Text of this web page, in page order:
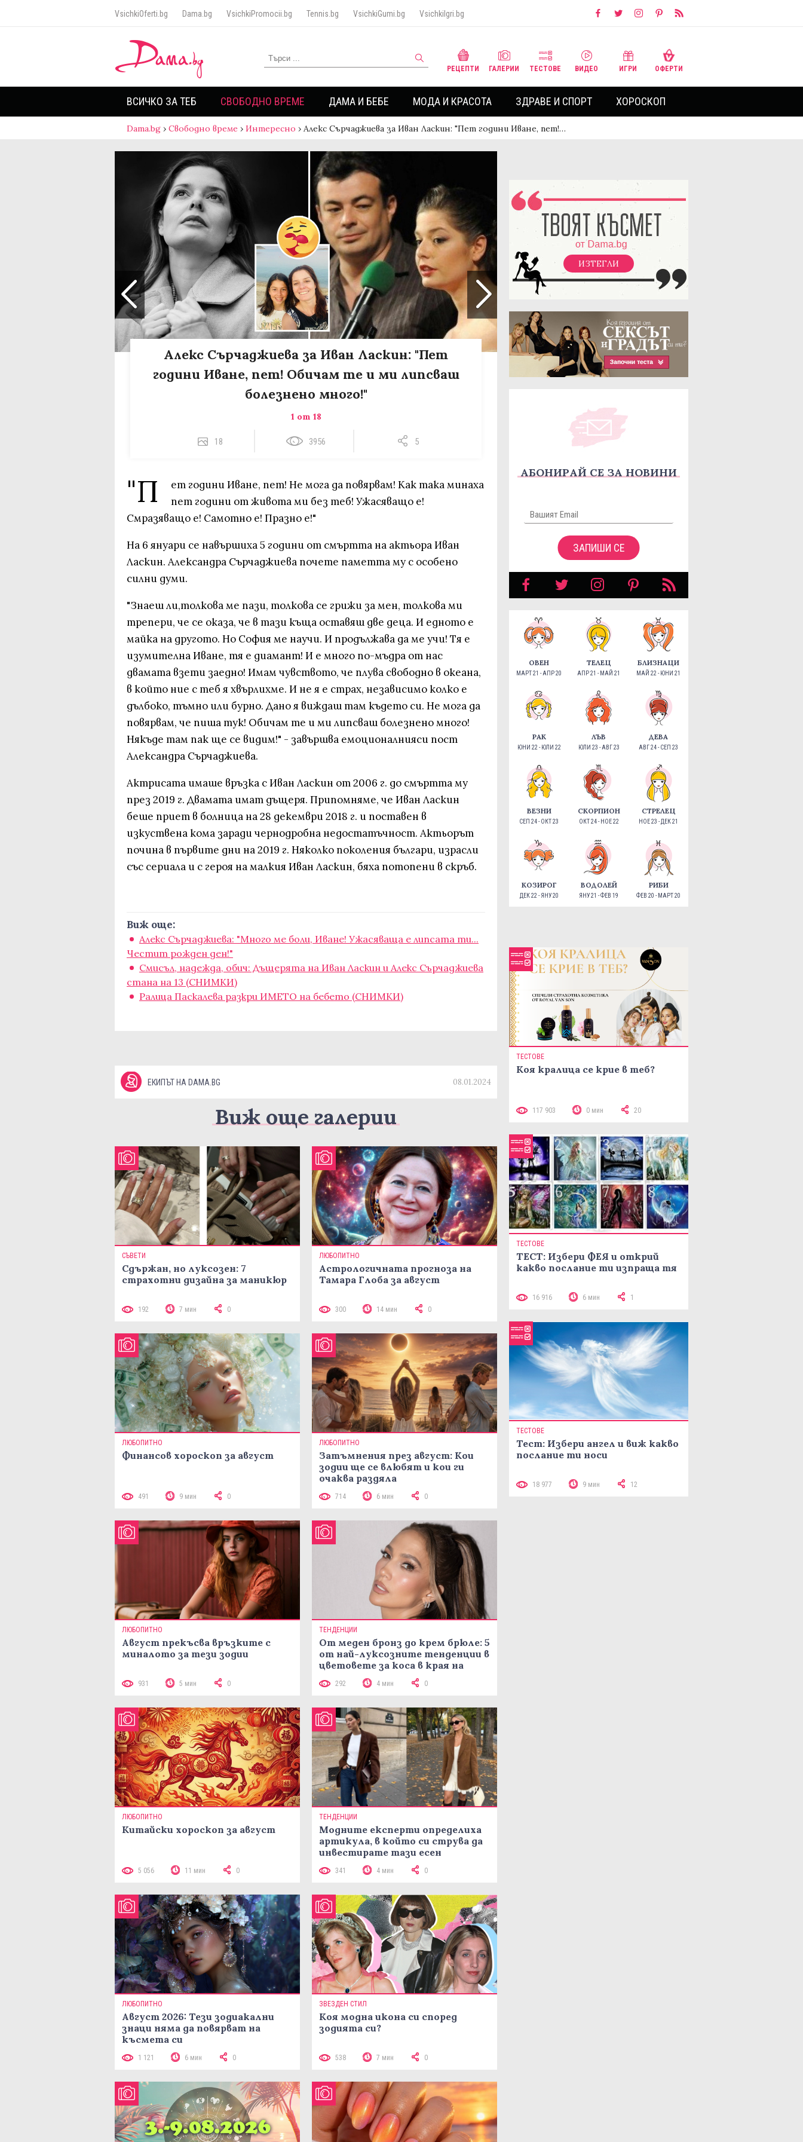
VsichkiOferti.bg Dama.bg VsichkiPromocii.bg Tennis.bg VsichkiGumi.bg VsichkiIgri.bg
РЕЦЕПТИ ГАЛЕРИИ ТЕСТОВЕ ВИДЕО ИГРИ ОФЕРТИ
ВСИЧКО ЗА ТЕБ СВОБОДНО ВРЕМЕ ДАМА И БЕБЕ МОДА И КРАСОТА ЗДРАВЕ И СПОРТ ХОРОСКОП
Dama.bg › Свободно време › Интересно › Алекс Сърчаджиева за Иван Ласкин: "Пет години Иване, пет!…
Алекс Сърчаджиева за Иван Ласкин: "Пет
години Иване, пет! Обичам те и ми липсваш
болезнено много!"
1 от 18
18 3956 5
"П
ет години Иване, пет! Не мога да повярвам! Как така минаха
пет години от живота ми без теб! Ужасяващо е!
Смразяващо е! Самотно е! Празно е!"
На 6 януари се навършиха 5 години от смъртта на актьора Иван
Ласкин. Александра Сърчаджиева почете паметта му с особено
силни думи.
"Знаеш ли,толкова ме пази, толкова се грижи за мен, толкова ми
трепери, че се оказа, че в тази къща оставяш две деца. И едното е
майка на другото. Но София ме научи. И продължава да ме учи! Тя е
изумителна Иване, тя е диамант! И е много по-мъдра от нас
двамата взети заедно! Имам чувството, че плува свободно в океана,
в който ние с теб я хвърлихме. И не я е страх, независимо колко е
дълбоко, тъмно или бурно. Дано я виждаш там където си. Не мога да
повярвам, че пиша тук! Обичам те и ми липсваш болезнено много!
Някъде там пак ще се видим!" - завършва емоционалнияси пост
Александра Сърчаджиева.
Актрисата имаше връзка с Иван Ласкин от 2006 г. до смъртта му
през 2019 г. Двамата имат дъщеря. Припомняме, че Иван Ласкин
беше приет в болница на 28 декември 2018 г. и поставен в
изкуствена кома заради чернодробна недостатъчност. Актьорът
почина в първите дни на 2019 г. Няколко поколения българи, израсли
със сериала и с героя на малкия Иван Ласкин, бяха потопени в скръб.
Виж още:
Алекс Сърчаджиева: "Много ме боли, Иване! Ужасяваща е липсата ти...
Честит рожден ден!"
Смисъл, надежда, обич: Дъщерята на Иван Ласкин и Алекс Сърчаджиева
стана на 13 (СНИМКИ)
Ралица Паскалева разкри ИМЕТО на бебето (СНИМКИ)
ЕКИПЪТ НА DAMA.BG 08.01.2024
Виж още галерии
СЪВЕТИ
Сдържан, но луксозен: 7
страхотни дизайна за маникюр
192 7 мин 0
ЛЮБОПИТНО
Астрологичната прогноза на
Тамара Глоба за август
300 14 мин 0
ЛЮБОПИТНО
Финансов хороскоп за август
491 9 мин 0
ЛЮБОПИТНО
Затъмнения през август: Кои
зодии ще се влюбят и кои ги
очаква раздяла
714 6 мин 0
ЛЮБОПИТНО
Август прекъсва връзките с
миналото за тези зодии
931 5 мин 0
ТЕНДЕНЦИИ
От меден бронз до крем брюле: 5
от най-луксозните тенденции в
цветовете за коса в края на
292 4 мин 0
ЛЮБОПИТНО
Китайски хороскоп за август
5 056 11 мин 0
ТЕНДЕНЦИИ
Модните експерти определиха
артикула, в който си струва да
инвестирате тази есен
341 4 мин 0
ЛЮБОПИТНО
Август 2026: Тези зодиакални
знаци няма да повярват на
късмета си
1 121 6 мин 0
ЗВЕЗДЕН СТИЛ
Коя модна икона си според
зодията си?
538 7 мин 0
ИЗТЕГЛИ
АБОНИРАЙ СЕ ЗА НОВИНИ
ЗАПИШИ СЕ
ОВЕН
МАРТ 21 - АПР 20
ТЕЛЕЦ
АПР 21 - МАЙ 21
БЛИЗНАЦИ
МАЙ 22 - ЮНИ 21
РАК
ЮНИ 22 - ЮЛИ 22
ЛЪВ
ЮЛИ 23 - АВГ 23
ДЕВА
АВГ 24 - СЕП 23
ВЕЗНИ
СЕП 24 - ОКТ 23
СКОРПИОН
ОКТ 24 - НОЕ 22
СТРЕЛЕЦ
НОЕ 23 - ДЕК 21
КОЗИРОГ
ДЕК 22 - ЯНУ 20
ВОДОЛЕЙ
ЯНУ 21 - ФЕВ 19
РИБИ
ФЕВ 20 - МАРТ 20
ТЕСТОВЕ
Коя кралица се крие в теб?
117 903 0 мин 20
ТЕСТОВЕ
ТЕСТ: Избери ФЕЯ и открий
какво послание ти изпраща тя
16 916 6 мин 1
ТЕСТОВЕ
Тест: Избери ангел и виж какво
послание ти носи
18 977 9 мин 12